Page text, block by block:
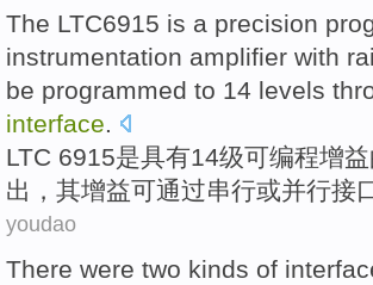
The LTC6915 is a precision
instrumentation amplifier with
be programmed to 14 levels
interface.
LTC 6915是具有14级可编程增益
出 ， 其增益可通过串行或并行接
youdao
There were two kinds of